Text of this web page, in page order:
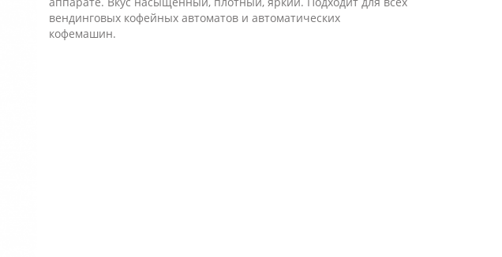
вендинговых кофейных автоматов и автоматических
кофемашин.